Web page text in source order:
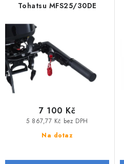
PRAMICE A MOTOROVÉ VESLICE
HLINÍKOVÉ ČLUNY
KAJAKY, KÁNOE A RAFTY
PLASTOVÉ LODĚ A ČLUNY
ŠLAPADLA
d
k
t
ů
o
d
u
k
t
ů
Tohatsu MFS25/30DE
Na dotaz
5 867,77 Kč bez DPH
7 100 Kč